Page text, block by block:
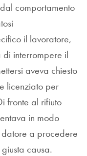
comportamento
il lavoratore,
interrompere il
aveva chiesto
licenziato per
fronte al rifiuto
in modo
a procedere
causa.